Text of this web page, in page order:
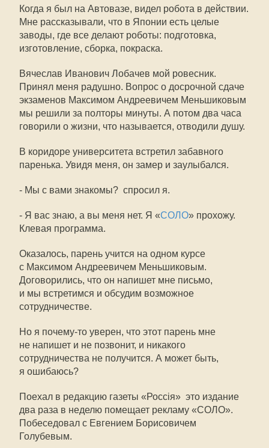
Когда я был на Автовазе, видел робота в действии.
Мне рассказывали, что в Японии есть целые
заводы, где все делают роботы: подготовка,
изготовление, сборка, покраска.
Вячеслав Иванович Лобачев мой ровесник.
Принял меня радушно. Вопрос о досрочной сдаче
экзаменов Максимом Андреевичем Меньшиковым
мы решили за полторы минуты. А потом два часа
говорили о жизни, что называется, отводили душу.
В коридоре университета встретил забавного
паренька. Увидя меня, он замер и заулыбался.
- Мы с вами знакомы?  спросил я.
- Я вас знаю, а вы меня нет. Я «СОЛО» прохожу.
Клевая программа.
Оказалось, парень учится на одном курсе
с Максимом Андреевичем Меньшиковым.
Договорились, что он напишет мне письмо,
и мы встретимся и обсудим возможное
сотрудничестве.
Но я почему-то уверен, что этот парень мне
не напишет и не позвонит, и никакого
сотрудничества не получится. А может быть,
я ошибаюсь?
Поехал в редакцию газеты «Россiя»  это издание
два раза в неделю помещает рекламу «СОЛО».
Побеседовал с Евгением Борисовичем
Голубевым.